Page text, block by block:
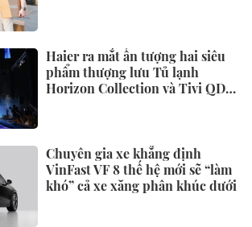
Haier ra mắt ấn tượng hai siêu
phẩm thượng lưu Tủ lạnh
Horizon Collection và Tivi QD-
Chuyên gia xe khẳng định
VinFast VF 8 thế hệ mới sẽ “làm
khó” cả xe xăng phân khúc dưới